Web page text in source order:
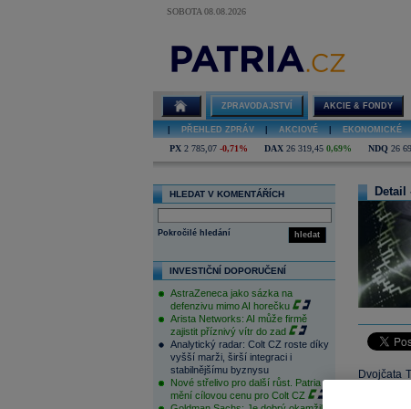
SOBOTA 08.08.2026
ZPRAVODAJSTVÍ AKCIE & FONDY
PŘEHLED ZPRÁV AKCIOVÉ EKONOMICKÉ
PX 2 785,07 -0,71% DAX 26 319,45 0,69% NDQ 26
HLEDAT V KOMENTÁŘÍCH
hledat
Pokročilé hledání
INVESTIČNÍ DOPORUČENÍ
AstraZeneca jako sázka na
defenzivu mimo AI horečku
Arista Networks: AI může firmě
zajistit příznivý vítr do zad
Analytický radar: Colt CZ roste díky
vyšší marži, širší integraci i
stabilnějšímu byznysu
Nové střelivo pro další růst. Patria
mění cílovou cenu pro Colt CZ
Detail
Dvojčata